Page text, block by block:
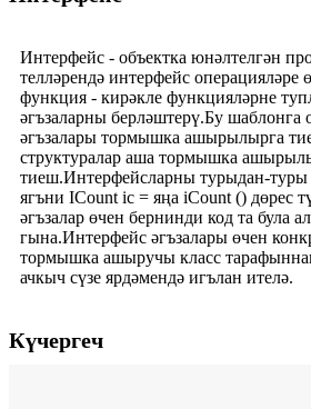
Интерфейс - объектка юнәлтелгән
телләрендә интерфейс операцияләре
функция - кирәкле функцияләрне
әгъзаларны берләштерү.Бу шаблонга
әгъзалары тормышка ашырылырга
структуралар аша тормышка
тиеш.Интерфейсларны турыдан-туры
ягъни ICount ic = яңа iCount () дөрес
әгъзалар өчен бернинди код та була
гына.Интерфейс әгъзалары өчен
тормышка ашыручы класс
ачкыч сүзе ярдәмендә игълан ителә.
Күчергеч